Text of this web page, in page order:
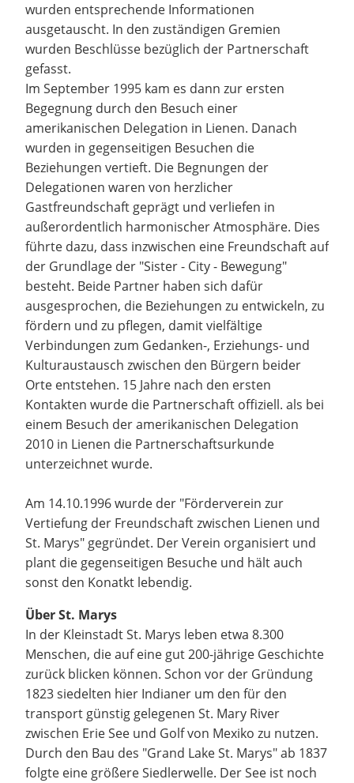
wurden entsprechende Informationen
ausgetauscht. In den zuständigen Gremien
wurden Beschlüsse bezüglich der Partnerschaft
gefasst.
Im September 1995 kam es dann zur ersten
Begegnung durch den Besuch einer
amerikanischen Delegation in Lienen. Danach
wurden in gegenseitigen Besuchen die
Beziehungen vertieft. Die Begnungen der
Delegationen waren von herzlicher
Gastfreundschaft geprägt und verliefen in
außerordentlich harmonischer Atmosphäre. Dies
führte dazu, dass inzwischen eine Freundschaft auf
der Grundlage der "Sister - City - Bewegung"
besteht. Beide Partner haben sich dafür
ausgesprochen, die Beziehungen zu entwickeln, zu
fördern und zu pflegen, damit vielfältige
Verbindungen zum Gedanken-, Erziehungs- und
Kulturaustausch zwischen den Bürgern beider
Orte entstehen. 15 Jahre nach den ersten
Kontakten wurde die Partnerschaft offiziell. als bei
einem Besuch der amerikanischen Delegation
2010 in Lienen die Partnerschaftsurkunde
unterzeichnet wurde.
Am 14.10.1996 wurde der "Förderverein zur
Vertiefung der Freundschaft zwischen Lienen und
St. Marys" gegründet. Der Verein organisiert und
plant die gegenseitigen Besuche und hält auch
sonst den Konatkt lebendig.
Über St. Marys
In der Kleinstadt St. Marys leben etwa 8.300
Menschen, die auf eine gut 200-jährige Geschichte
zurück blicken können. Schon vor der Gründung
1823 siedelten hier Indianer um den für den
transport günstig gelegenen St. Mary River
zwischen Erie See und Golf von Mexiko zu nutzen.
Durch den Bau des "Grand Lake St. Marys" ab 1837
folgte eine größere Siedlerwelle. Der See ist noch